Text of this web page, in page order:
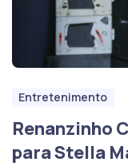
Entretenimento
Renanzinho
para Stella